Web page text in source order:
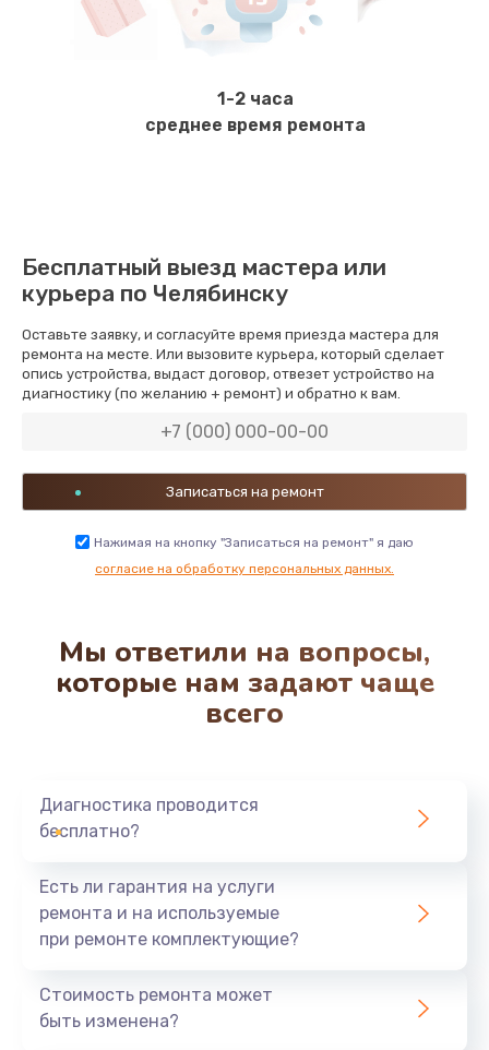
1-2 часа
среднее время ремонта
Бесплатный выезд мастера или
курьера по Челябинску
Оставьте заявку, и согласуйте время приезда мастера для
ремонта на месте. Или вызовите курьера, который сделает
опись устройства, выдаст договор, отвезет устройство на
диагностику (по желанию + ремонт) и обратно к вам.
Нажимая на кнопку "Записаться на ремонт" я даю
согласие на обработку персональных данных.
Мы ответили на вопросы,
которые нам задают чаще
всего
Диагностика проводится
бесплатно?
Есть ли гарантия на услуги
ремонта и на используемые
при ремонте комплектующие?
Стоимость ремонта может
быть изменена?